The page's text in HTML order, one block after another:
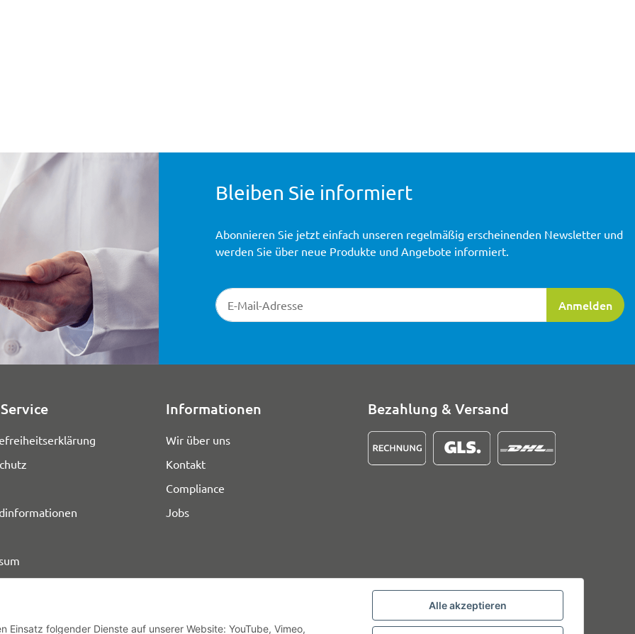
Alle akzeptieren
Einsatz folgender Dienste auf unserer Website: YouTube, Vimeo,
Bleiben Sie informiert
Newsletter-Registrierung
Anmelden
Abonnieren Sie jetzt einfach unseren regelmäßig erscheinenden Newsletter und
werden Sie über neue Produkte und Angebote informiert.
Informationen
Wir über uns
Kontakt
Compliance
Jobs
Bezahlung & Versand